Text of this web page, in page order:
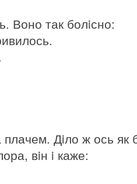
Воно так болiсно:
Дiло ж ось як
вiн i каже: